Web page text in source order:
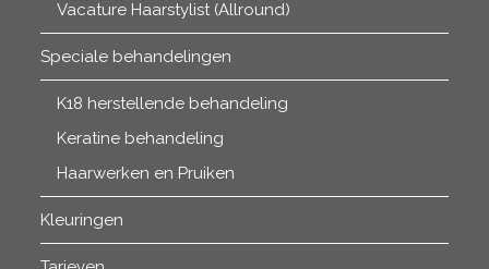
Vacature Haarstylist (Allround)
Speciale behandelingen
K18 herstellende behandeling
Keratine behandeling
Haarwerken en Pruiken
Kleuringen